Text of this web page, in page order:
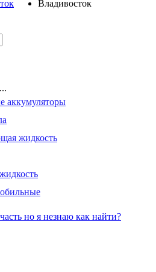
аккумуляторы
жидкость
но я незнаю как найти?